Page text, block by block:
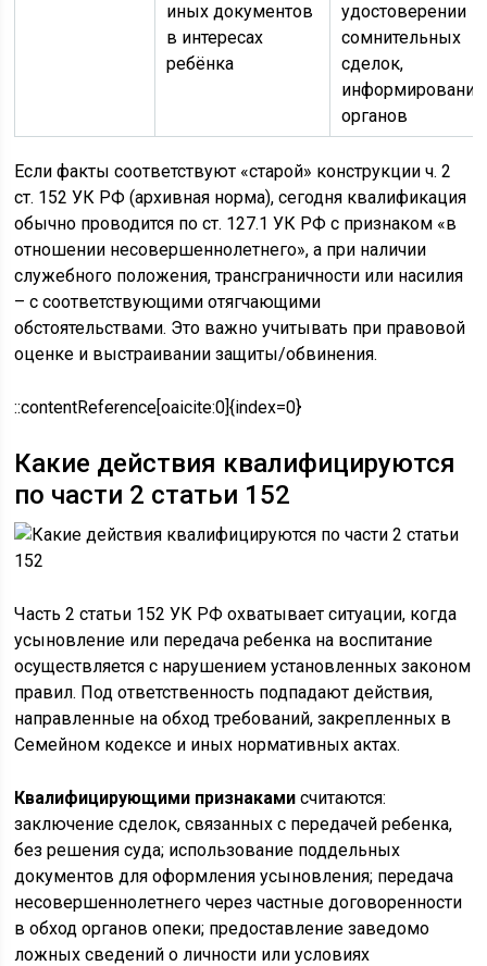
иных документов
в интересах
ребёнка
удостоверении
сомнительных
сделок,
информирование
органов
Если факты соответствуют «старой» конструкции ч. 2
ст. 152 УК РФ (архивная норма), сегодня квалификация
обычно проводится по ст. 127.1 УК РФ с признаком «в
отношении несовершеннолетнего», а при наличии
служебного положения, трансграничности или насилия
– с соответствующими отягчающими
обстоятельствами. Это важно учитывать при правовой
оценке и выстраивании защиты/обвинения.
::contentReference[oaicite:0]{index=0}
Какие действия квалифицируются
по части 2 статьи 152
Часть 2 статьи 152 УК РФ охватывает ситуации, когда
усыновление или передача ребенка на воспитание
осуществляется с нарушением установленных законом
правил. Под ответственность подпадают действия,
направленные на обход требований, закрепленных в
Семейном кодексе и иных нормативных актах.
Квалифицирующими признаками считаются:
заключение сделок, связанных с передачей ребенка,
без решения суда; использование поддельных
документов для оформления усыновления; передача
несовершеннолетнего через частные договоренности
в обход органов опеки; предоставление заведомо
ложных сведений о личности или условиях